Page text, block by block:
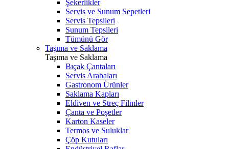
Şekerlikler
Servis ve Sunum Sepetleri
Servis Tepsileri
Sunum Tepsileri
Tümünü Gör
Taşıma ve Saklama
Taşıma ve Saklama
Bıçak Çantaları
Servis Arabaları
Gastronom Ürünler
Saklama Kapları
Eldiven ve Streç Filmler
Çanta ve Poşetler
Karton Kaseler
Termos ve Suluklar
Çöp Kutuları